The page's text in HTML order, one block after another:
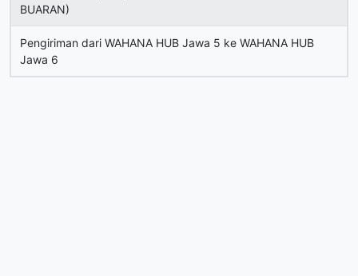
BUARAN)
Pengiriman dari WAHANA HUB Jawa 5 ke WAHANA HUB
Jawa 6